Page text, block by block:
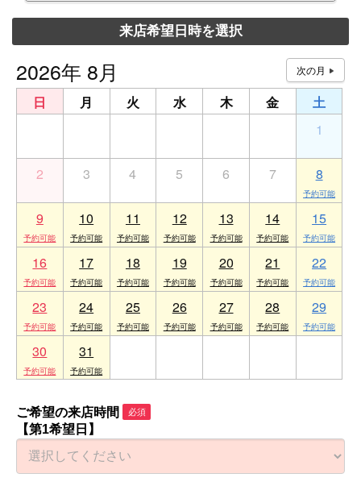
来店希望日時を選択
2026年 8月
日 月 火 水 木 金
土
1
2 3 4 5 6 7 8
9 10 11 12 13 14 15
16 17 18 19 20 21 22
23 24 25 26 27 28 29
30 31
ご希望の来店時間 必須
【第1希望日】